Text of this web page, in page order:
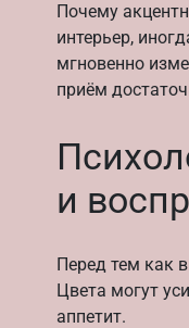
Почему
интерьер,
мгновенно
приём
и
Перед тем как
Цвета могут
аппетит.